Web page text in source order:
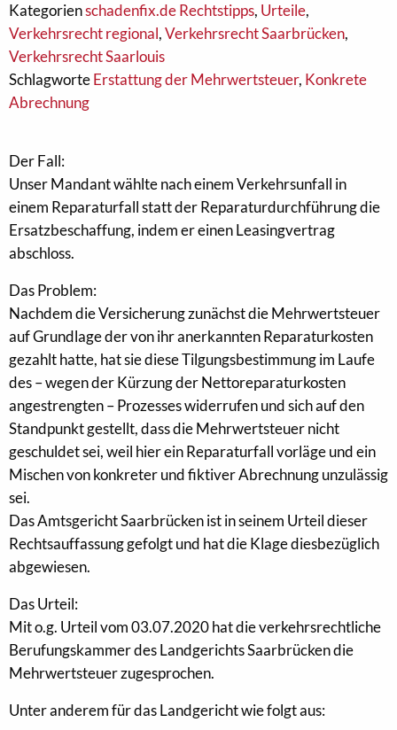
Kategorienschadenfix.de Rechtstipps, Urteile,
Verkehrsrecht regional,Verkehrsrecht Saarbrücken,
Verkehrsrecht Saarlouis
SchlagworteErstattung der Mehrwertsteuer, Konkrete
Abrechnung
Der Fall:
Unser Mandant wählte nach einem Verkehrsunfall in
einem Reparaturfall statt der Reparaturdurchführung die
Ersatzbeschaffung, indem er einen Leasingvertrag
abschloss.
Das Problem:
Nachdem die Versicherung zunächst die Mehrwertsteuer
auf Grundlage der von ihr anerkannten Reparaturkosten
gezahlt hatte, hat sie diese Tilgungsbestimmung im Laufe
des – wegen der Kürzung der Nettoreparaturkosten
angestrengten – Prozesses widerrufen und sich auf den
Standpunkt gestellt, dass die Mehrwertsteuer nicht
geschuldet sei, weil hier ein Reparaturfall vorläge und ein
Mischen von konkreter und fiktiver Abrechnung unzulässig
sei.
Das Amtsgericht Saarbrücken ist in seinem Urteil dieser
Rechtsauffassung gefolgt und hat die Klage diesbezüglich
abgewiesen.
Das Urteil:
Mit o.g. Urteil vom 03.07.2020 hat die verkehrsrechtliche
Berufungskammer des Landgerichts Saarbrücken die
Mehrwertsteuer zugesprochen.
Unter anderem für das Landgericht wie folgt aus: